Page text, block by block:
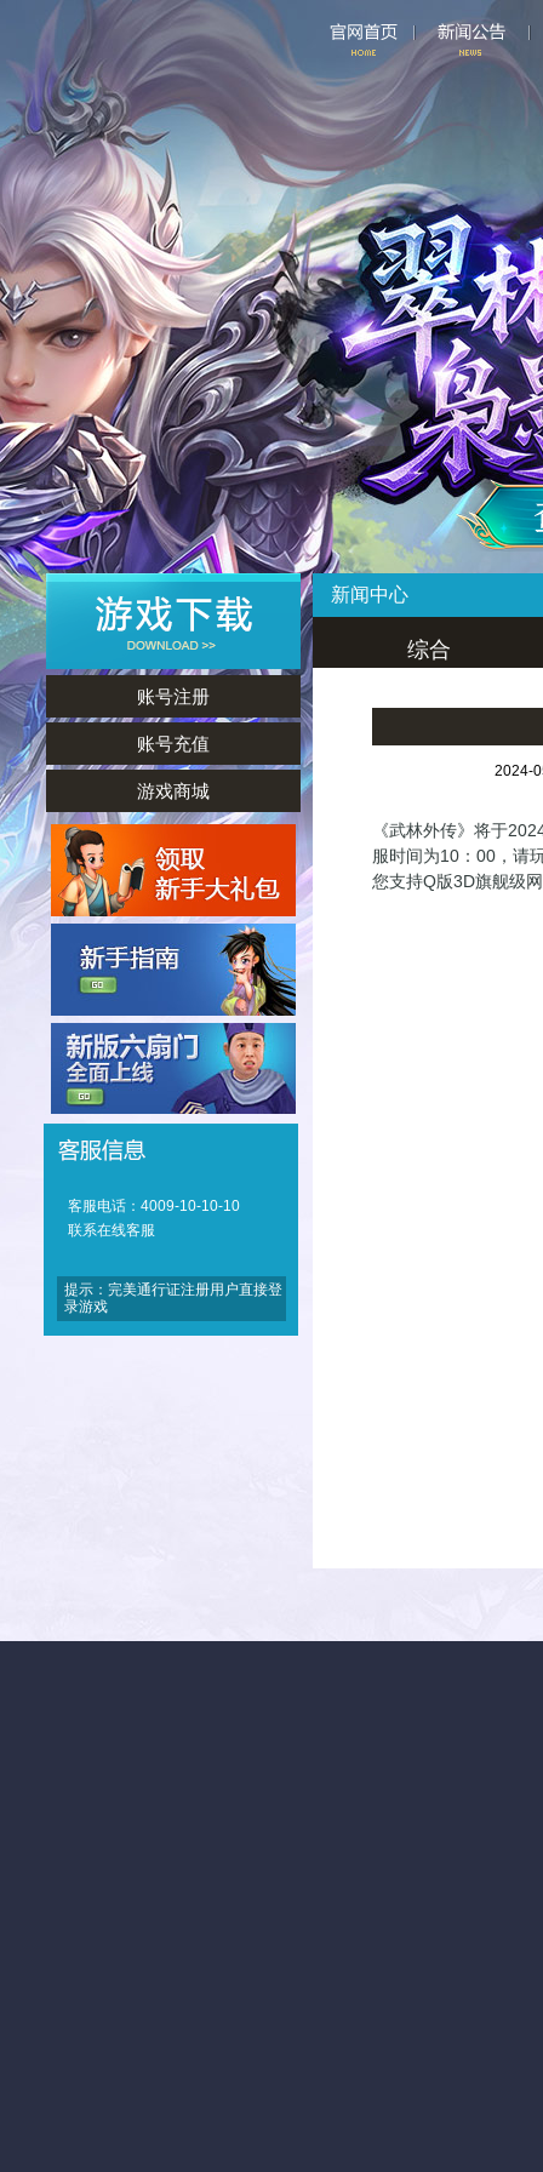
账号注册
账号充值
游戏商城
客服电话：4009-10-10-10
联系在线客服
提示：完美通行证注册用户直接登
录游戏
新闻中心
综合
2024-
《武林外传》将于
服时间为10：00，请
您支持Q版3D旗舰级